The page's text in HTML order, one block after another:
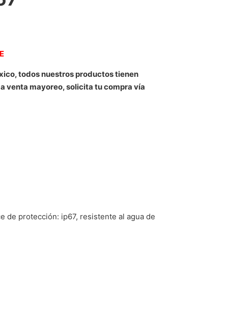
todos nuestros productos tienen
venta mayoreo, solicita tu compra vía
de protección: ip67, resistente al agua de